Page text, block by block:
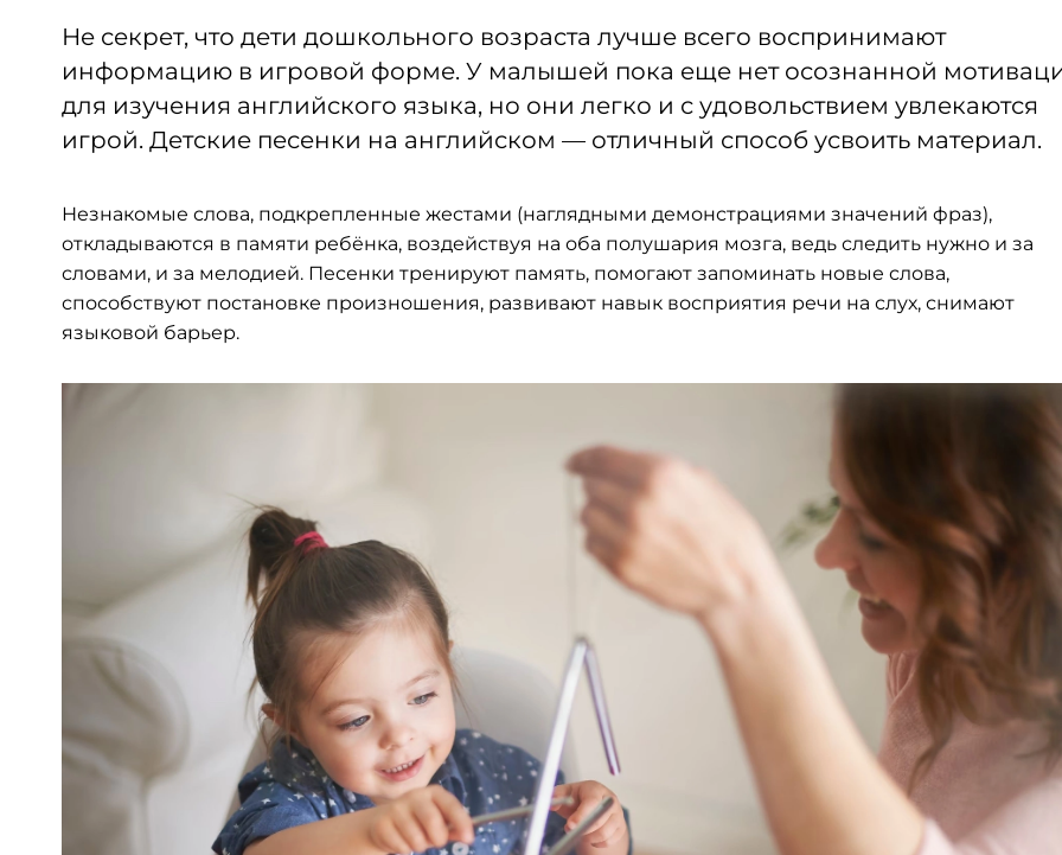
Не секрет, что дети дошкольного возраста лучше всего воспринимают
информацию в игровой форме. У малышей пока еще нет осознанной
для изучения английского языка, но они легко и с удовольствием увлекаются
игрой. Детские песенки на английском — отличный способ усвоить материал.
Незнакомые слова, подкрепленные жестами (наглядными демонстрациями значений фраз),
откладываются в памяти ребёнка, воздействуя на оба полушария мозга, ведь следить нужно и за
словами, и за мелодией. Песенки тренируют память, помогают запоминать новые слова,
способствуют постановке произношения, развивают навык восприятия речи на слух, снимают
языковой барьер.